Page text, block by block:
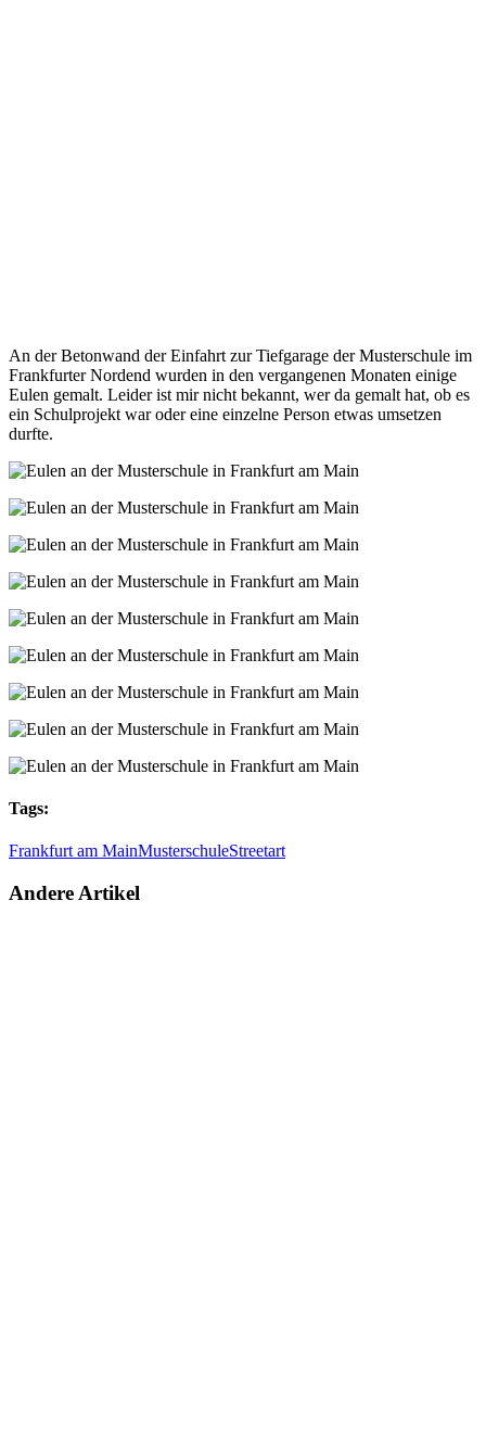
An der Betonwand der Einfahrt zur Tiefgarage der Musterschule im
Frankfurter Nordend wurden in den vergangenen Monaten einige
Eulen gemalt. Leider ist mir nicht bekannt, wer da gemalt hat, ob es
ein Schulprojekt war oder eine einzelne Person etwas umsetzen
durfte.
Tags:
Frankfurt am MainMusterschuleStreetart
Andere Artikel